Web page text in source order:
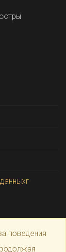
поведения